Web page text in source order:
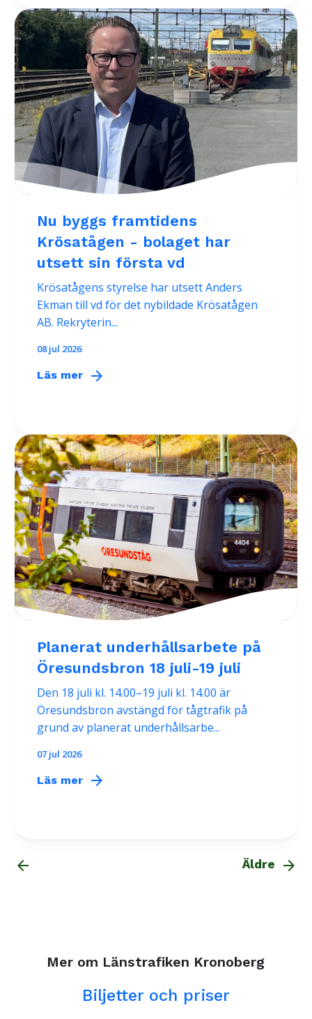
Nu byggs framtidens
Krösatågen - bolaget har
utsett sin första vd
Krösatågens styrelse har utsett Anders
Ekman till vd för det nybildade Krösatågen
AB. Rekryterin...
08 jul 2026
Läs mer arrow_forward
Planerat underhållsarbete på
Öresundsbron 18 juli-19 juli
Den 18 juli kl. 14.00–19 juli kl. 14.00 är
Öresundsbron avstängd för tågtrafik på
grund av planerat underhållsarbe...
07 jul 2026
Läs mer arrow_forward
arrow_back Äldre arrow_forward
Mer om Länstrafiken Kronoberg
Biljetter och priser